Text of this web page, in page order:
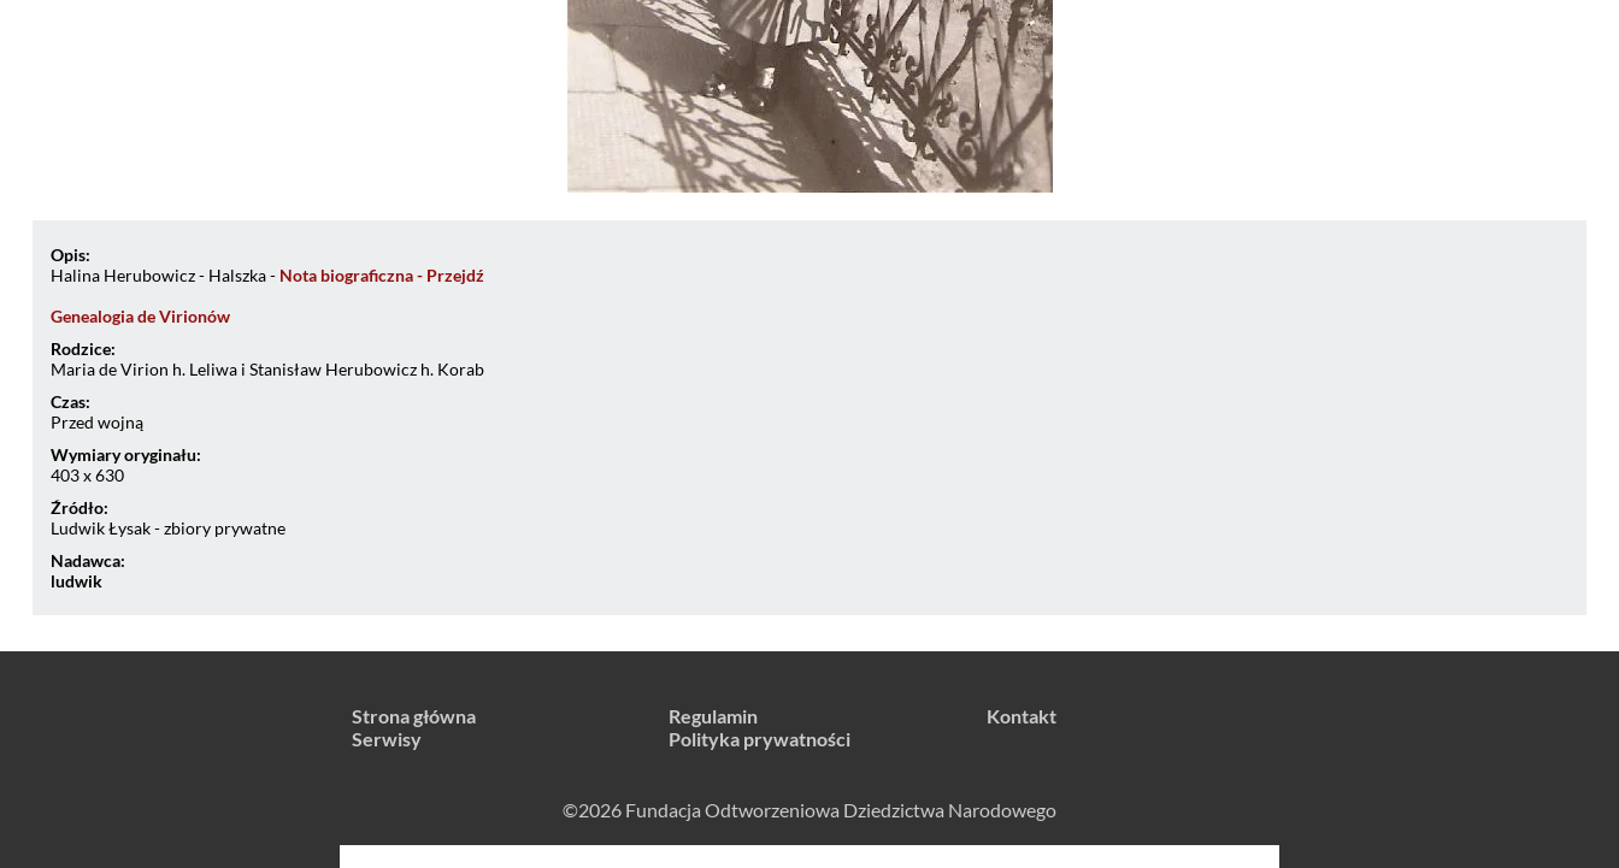
Opis:
Halina Herubowicz - Halszka - Nota biograficzna - Przejdź
Genealogia de Virionów
Rodzice:
Maria de Virion h. Leliwa i Stanisław Herubowicz h. Korab
Czas:
Przed wojną
Wymiary oryginału:
403 x 630
Źródło:
Ludwik Łysak - zbiory prywatne
Nadawca:
ludwik
Strona główna
Serwisy
Regulamin
Polityka prywatności
Kontakt
©2026 Fundacja Odtworzeniowa Dziedzictwa Narodowego